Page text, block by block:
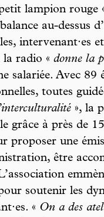
lampion rouge
au-dessus
intervenant·es
radio « donne la
salariée. Avec 89
toutes
», la
grâce à près de
proposer une
être
soutenir les
« On a des